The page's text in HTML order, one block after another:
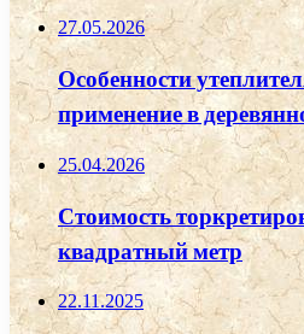
27.05.2026
Особенности
применение в
25.04.2026
Стоимость
квадратный метр
22.11.2025